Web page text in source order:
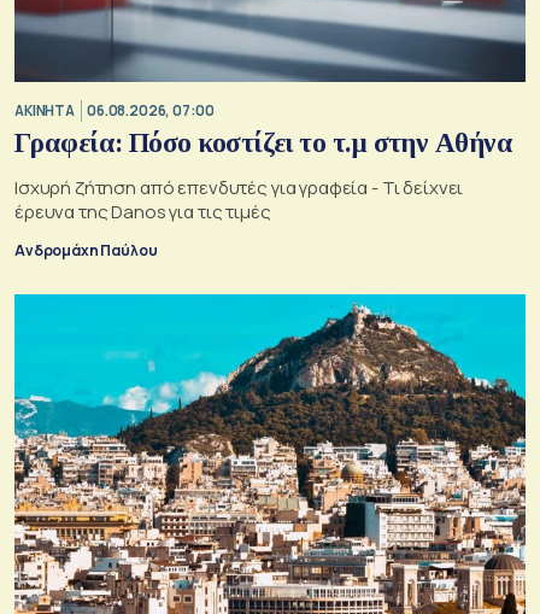
ΑΚΙΝΗΤΑ 06.08.2026, 07:00
Γραφεία: Πόσο κοστίζει το τ.μ στην Αθήνα
Ισχυρή ζήτηση από επενδυτές για γραφεία - Τι δείχνει
έρευνα της Danos για τις τιμές
Ανδρομάχη Παύλου